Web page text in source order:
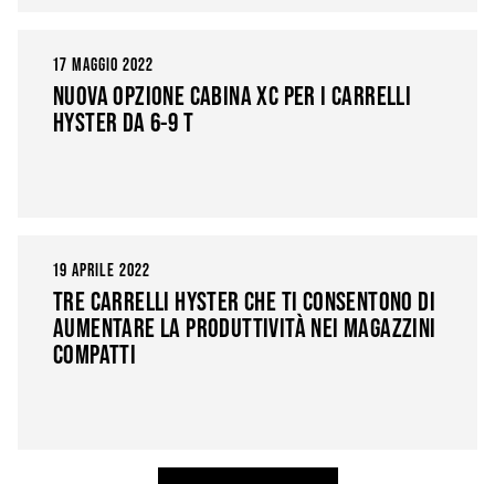
17 MAGGIO 2022
NUOVA OPZIONE CABINA XC PER I CARRELLI
HYSTER DA 6-9 T
19 APRILE 2022
TRE CARRELLI HYSTER CHE TI CONSENTONO DI
AUMENTARE LA PRODUTTIVITÀ NEI MAGAZZINI
COMPATTI